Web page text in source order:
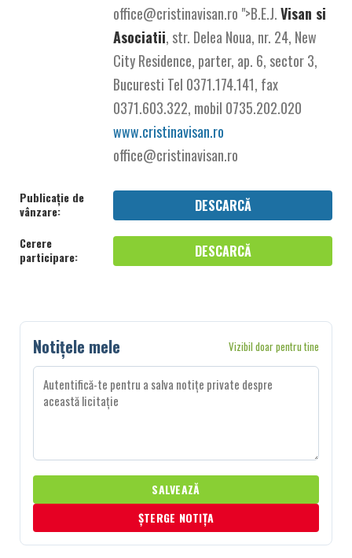
office@cristinavisan.ro ">B.E.J.Visan si
Asociatii, str. Delea Noua, nr. 24, New
City Residence, parter, ap. 6, sector 3,
Bucuresti Tel 0371.174.141, fax
0371.603.322, mobil 0735.202.020
www.cristinavisan.ro
office@cristinavisan.ro
Publicație de
vânzare:
DESCARCĂ
Cerere
participare:
DESCARCĂ
Notițele mele Vizibil doar pentru tine
SALVEAZĂ
ȘTERGE NOTIȚA